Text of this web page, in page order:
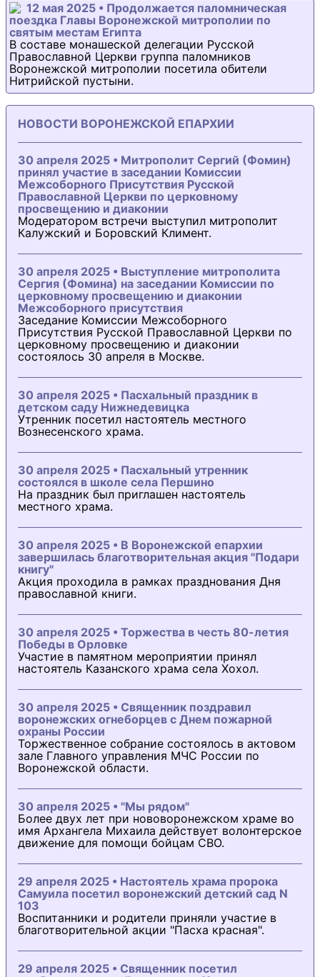
12 мая 2025 • Продолжается паломническая
поездка Главы Воронежской митрополии по
святым местам Египта
В составе монашеской делегации Русской
Православной Церкви группа паломников
Воронежской митрополии посетила обители
Нитрийской пустыни.
НОВОСТИ ВОРОНЕЖСКОЙ ЕПАРХИИ
30 апреля 2025 • Митрополит Сергий (Фомин)
принял участие в заседании Комиссии
Межсоборного Присутствия Русской
Православной Церкви по церковному
просвещению и диаконии
Модератором встречи выступил митрополит
Калужский и Боровский Климент.
30 апреля 2025 • Выступление митрополита
Сергия (Фомина) на заседании Комиссии по
церковному просвещению и диаконии
Межсоборного присутствия
Заседание Комиссии Межсоборного
Присутствия Русской Православной Церкви по
церковному просвещению и диаконии
состоялось 30 апреля в Москве.
30 апреля 2025 • Пасхальный праздник в
детском саду Нижнедевицка
Утренник посетил настоятель местного
Вознесенского храма.
30 апреля 2025 • Пасхальный утренник
состоялся в школе села Першино
На праздник был приглашен настоятель
местного храма.
30 апреля 2025 • В Воронежской епархии
завершилась благотворительная акция "Подари
книгу"
Акция проходила в рамках празднования Дня
православной книги.
30 апреля 2025 • Торжества в честь 80-летия
Победы в Орловке
Участие в памятном мероприятии принял
настоятель Казанского храма села Хохол.
30 апреля 2025 • Священник поздравил
воронежских огнеборцев с Днем пожарной
охраны России
Торжественное собрание состоялось в актовом
зале Главного управления МЧС России по
Воронежской области.
30 апреля 2025 • "Мы рядом"
Более двух лет при нововоронежском храме во
имя Архангела Михаила действует волонтерское
движение для помощи бойцам СВО.
29 апреля 2025 • Настоятель храма пророка
Самуила посетил воронежский детский сад N
103
Воспитанники и родители приняли участие в
благотворительной акции "Пасха красная".
29 апреля 2025 • Священник посетил